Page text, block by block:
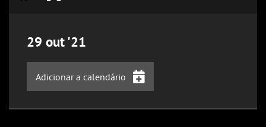
29 out '21
Adicionar a calendário